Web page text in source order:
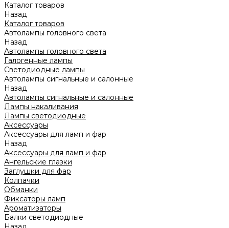
Каталог товаров
Назад
Каталог товаров
Автолампы головного света
Назад
Автолампы головного света
Галогенные лампы
Светодиодные лампы
Автолампы сигнальные и салонные
Назад
Автолампы сигнальные и салонные
Лампы накаливания
Лампы светодиодные
Аксессуары
Аксессуары для ламп и фар
Назад
Аксессуары для ламп и фар
Ангельские глазки
Заглушки для фар
Колпачки
Обманки
Фиксаторы ламп
Ароматизаторы
Балки светодиодные